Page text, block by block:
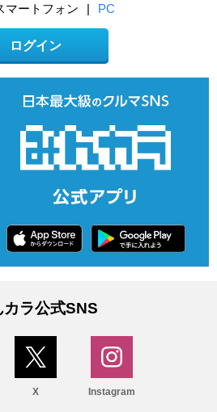
マートフォン | PC
ログイン
カラ公式SNS
X Instagram